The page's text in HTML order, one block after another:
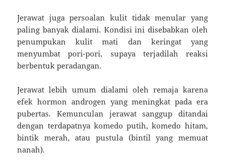
Jerawat juga persoalan kulit tidak menular yang
paling banyak dialami. Kondisi ini disebabkan oleh
penumpukan kulit mati dan keringat yang
menyumbat pori-pori, supaya terjadilah reaksi
berbentuk peradangan.
Jerawat lebih umum dialami oleh remaja karena
efek hormon androgen yang meningkat pada era
pubertas. Kemunculan jerawat sanggup ditandai
dengan terdapatnya komedo putih, komedo hitam,
bintik merah, atau pustula (bintil yang memuat
nanah).